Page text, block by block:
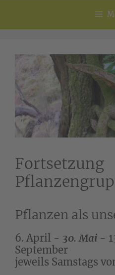
Fortsetzung
Pflanzen als
6. April - 30. Mai -
September
jeweils Samstags